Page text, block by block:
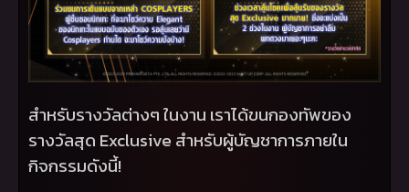
สำหรับรางวัลต่างๆ ในงาน เราได้ขนกองทัพของ
รางวัลสุด Exclusive สำหรับผู้บัญชาการภายใน
กิจกรรมดังนี้!